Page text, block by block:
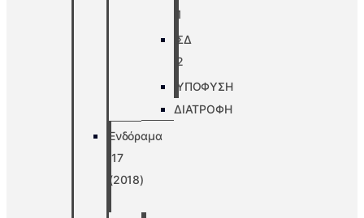
1
ΣΔ
2
ΥΠΟΦΥΣΗ
ΔΙΑΤΡΟΦΗ
Ενδόραμα
’17
(2018)